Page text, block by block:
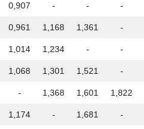
0,907 - - -
0,961 1,168 1,361 -
1,014 1,234 - -
1,068 1,301 1,521 -
- 1,368 1,601 1,822
1,174 - 1,681 -